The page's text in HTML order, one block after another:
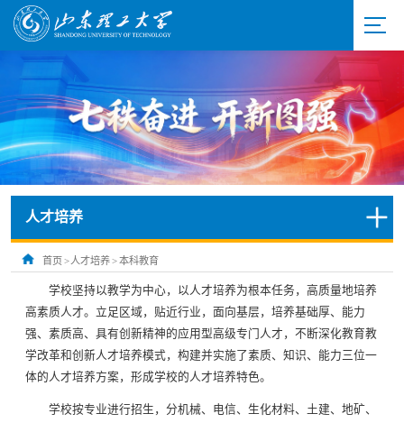
人才培养
首页> 人才培养>本科教育
学校坚持以教学为中心，以人才培养为根本任务，高质量地培养
高素质人才。立足区域，贴近行业，面向基层，培养基础厚、能力
强、素质高、具有创新精神的应用型高级专门人才，不断深化教育教
学改革和创新人才培养模式，构建并实施了素质、知识、能力三位一
体的人才培养方案，形成学校的人才培养特色。
学校按专业进行招生，分机械、电信、生化材料、土建、地矿、